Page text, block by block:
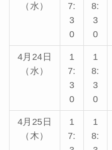
（水）
7:
3
0
8:
3
0
4月24日
（水）
1
7:
3
0
1
8:
3
0
4月25日
（木）
1
7:
1
8: